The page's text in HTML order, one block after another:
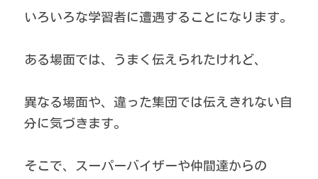
いろいろな学習者に遭遇することになります。
ある場面では、うまく伝えられたけれど、
異なる場面や、違った集団では伝えきれない自
分に気づきます。
そこで、スーパーバイザーや仲間達からの